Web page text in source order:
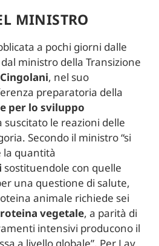
MINISTRO
a pochi giorni dalle
ministro della Transizione
, nel suo
preparatoria della
per lo sviluppo
suscitato le reazioni delle
Secondo il ministro “si
la quantità
sostituendole con quelle
una questione di salute,
animale richiede sei
vegetale, a parità di
intensivi producono il